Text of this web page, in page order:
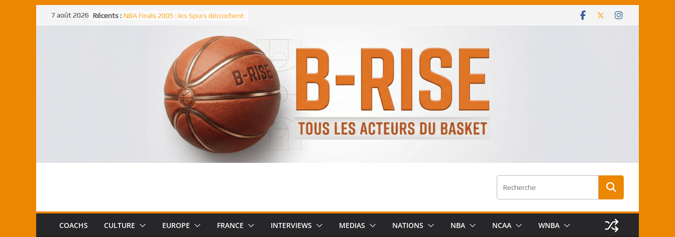
Passer7 août 2026 Récents : NBA Finals 2005 : les Spurs décrochent
NBA Finals 2021 : les Bucks et Giannis
Antetokounmpo triomphent, le Greek
Shai Gilgeous-Alexander : son premier
match à plus de 40 points en NBA, le
canadien transcendant face aux Spurs
Pau Gasol dans l’histoire en 2002 :
premier européen sacré Rookie de
Rudy Gobert, deuxième Français élu
meilleur défenseur d’une saison NBA
COACHS CULTURE EUROPE FRANCE INTERVIEWS MEDIAS NATIONS NBA NCAA WNBA